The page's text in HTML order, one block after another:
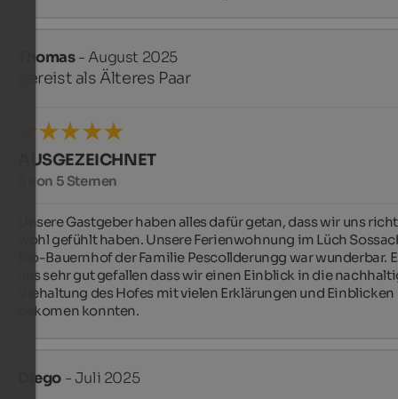
Thomas- August 2025
gereist als Älteres Paar
AUSGEZEICHNET
5 von 5 Sternen
Unsere Gastgeber haben alles dafür getan, dass wir uns
wohl gefühlt haben. Unsere Ferienwohnung im Lüch
Bio-Bauernhof der Familie Pescollderungg war wunderbar.
uns sehr gut gefallen dass wir einen Einblick in die
Viehaltung des Hofes mit vielen Erklärungen und Einblicken
bekomen konnten.
Diego - Juli 2025